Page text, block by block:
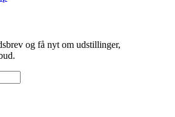
og få nyt om udstillinger,